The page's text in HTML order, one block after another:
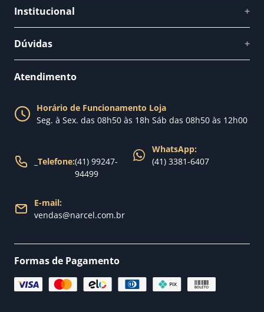
Institucional +
Fale conosco
Nossa loja
Dúvidas +
Política de Trocas
Política de Entrega
Atendimento
Horário de Funcionamento Loja
Seg. à Sex. das 08h50 às 18h Sáb das 08h50 às 12h00
Telefone:(41) 99247-
94499
WhatsApp:
(41) 3381-6407
E-mail:
vendas@narcel.com.br
Formas de Pagamento